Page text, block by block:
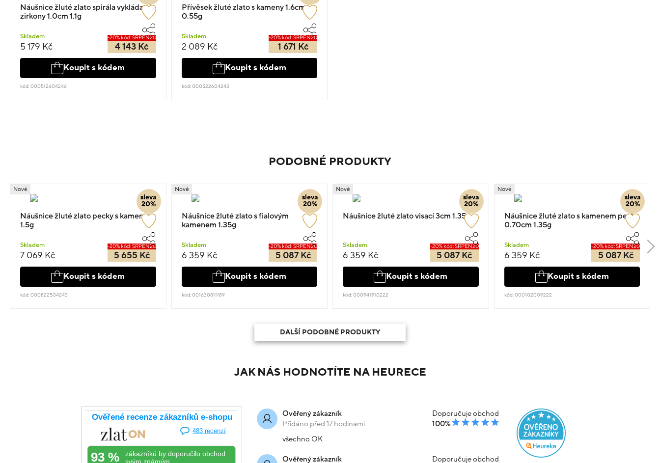
Náušnice žluté zlato spirála vykládané
zirkony 1.0cm 1.1g
Skladem
5 179 Kč
-20% kód: SRPEN20
4 143 Kč
Koupit s kódem
kód: 000512604246
Přívěsek žluté zlato s kameny 1.6cm
0.55g
Skladem
2 089 Kč
-20% kód: SRPEN20
1 671 Kč
Koupit s kódem
kód: 000522604243
PODOBNÉ PRODUKTY
sleva
20%
Nové
Náušnice žluté zlato pecky s kamenem
1.5g
Skladem
7 069 Kč
-20% kód: SRPEN20
5 655 Kč
Koupit s kódem
kód: 000822504243
sleva
20%
Nové
Náušnice žluté zlato s fialovým
kamenem 1.35g
Skladem
6 359 Kč
-20% kód: SRPEN20
5 087 Kč
Koupit s kódem
kód: 001630811189
sleva
20%
Nové
Náušnice žluté zlato visací 3cm 1.35g
Skladem
6 359 Kč
-20% kód: SRPEN20
5 087 Kč
Koupit s kódem
kód: 000941910222
sleva
20%
Nové
Náušnice žluté zlato s kamenem pecky
0.70cm 1.35g
Skladem
6 359 Kč
-20% kód: SRPEN20
5 087 Kč
Koupit s kódem
kód: 000102009222
DALŠÍ PODOBNÉ PRODUKTY
JAK NÁS HODNOTÍTE NA HEURECE
Ověřený zákazník
Přidáno před 17 hodinami
Doporučuje obchod
100%
všechno OK
Ověřený zákazník Doporučuje obchod